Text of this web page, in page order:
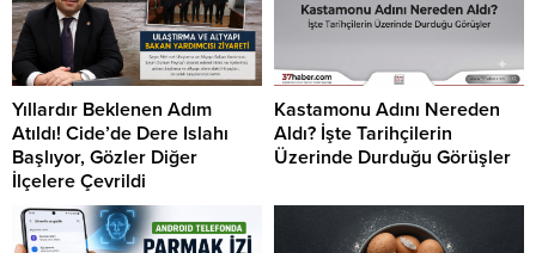
Yıllardır Beklenen Adım
Atıldı! Cide’de Dere Islahı
Başlıyor, Gözler Diğer
İlçelere Çevrildi
Kastamonu Adını Nereden
Aldı? İşte Tarihçilerin
Üzerinde Durduğu Görüşler